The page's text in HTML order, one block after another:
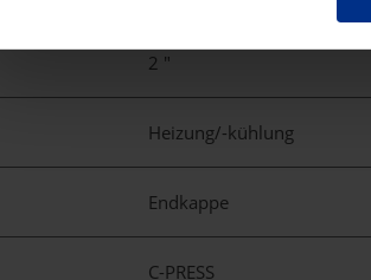
2 "
Heizung/-kühlung
Endkappe
C-PRESS